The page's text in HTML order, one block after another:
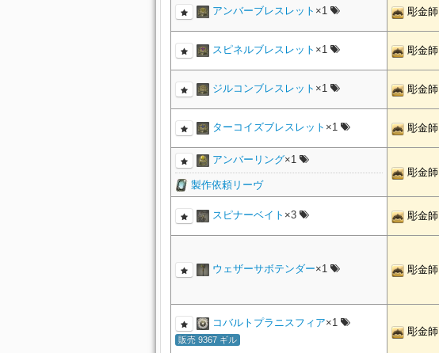
アンバーブレスレット ×1 彫金師
スピネルブレスレット ×1 彫金師
ジルコンブレスレット ×1 彫金師
ターコイズブレスレット ×1 彫金師
アンバーリング×1
製作依頼リーヴ
彫金師
スピナーベイト ×3 彫金師
ウェザーサボテンダー×1 彫金師
コバルトプラニスフィア×1
販売 9367 ギル
彫金師